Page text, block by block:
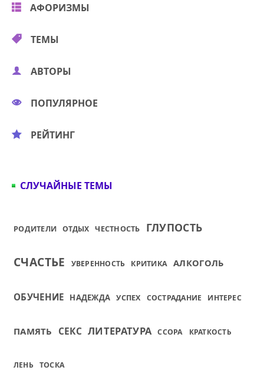
АФОРИЗМЫ
ТЕМЫ
АВТОРЫ
ПОПУЛЯРНОЕ
РЕЙТИНГ
СЛУЧАЙНЫЕ ТЕМЫ
РОДИТЕЛИ ОТДЫХ ЧЕСТНОСТЬ ГЛУПОСТЬ
СЧАСТЬЕ УВЕРЕННОСТЬ КРИТИКА АЛКОГОЛЬ
ОБУЧЕНИЕ НАДЕЖДА УСПЕХ СОСТРАДАНИЕ ИНТЕРЕС
ПАМЯТЬ СЕКС ЛИТЕРАТУРА ССОРА КРАТКОСТЬ
ЛЕНЬ ТОСКА